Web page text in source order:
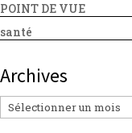
POINT DE VUE
santé
Archives
Archives